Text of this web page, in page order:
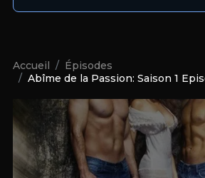
Accueil
Épisodes
Abîme de la Passion: Saison 1